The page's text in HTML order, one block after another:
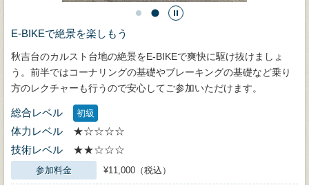
E-BIKEで絶景を楽しもう
秋吉台のカルスト台地の絶景をE-BIKEで爽快に駆け抜けましょ
う。前半ではコーナリングの基礎やブレーキングの基礎など乗り
方のレクチャーも行うので安心してご参加いただけます。
総合レベル 初級
体力レベル
★☆☆☆☆
技術レベル
★★☆☆☆
参加料金 ¥11,000（税込）